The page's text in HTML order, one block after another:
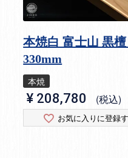
本焼白 富士山 黒
330mm
本焼
¥ 208,780 税込
お気に入りに登録